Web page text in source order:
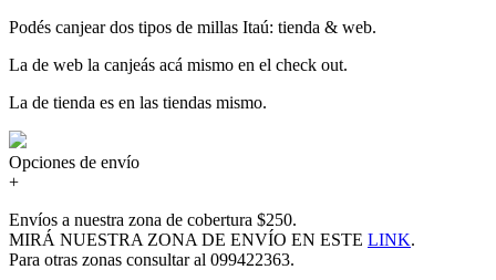
Podés canjear dos tipos de millas Itaú: tienda & web.
La de web la canjeás acá mismo en el check out.
La de tienda es en las tiendas mismo.
Opciones de envío
+
Envíos a nuestra zona de cobertura $250.
MIRÁ NUESTRA ZONA DE ENVÍO EN ESTE LINK.
Para otras zonas consultar al 099422363.